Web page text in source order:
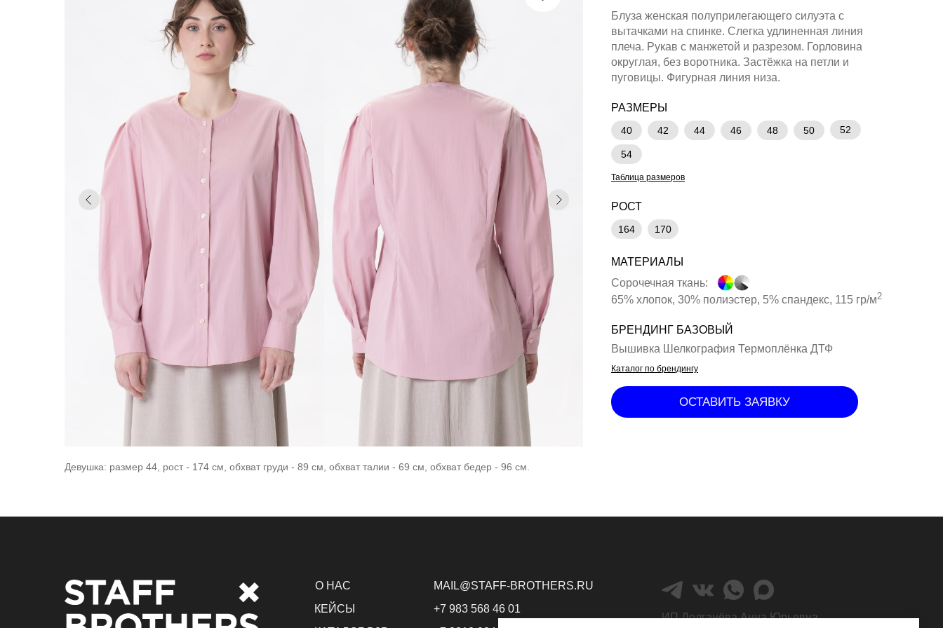
РОСТ
170
164
Блуза женская полуприлегающего силуэта с
вытачками на спинке. Слегка удлиненная линия
плеча. Рукав с манжетой и разрезом. Горловина
округлая, без воротника. Застёжка на петли и
пуговицы. Фигурная линия низа.
Вышивка Шелкография Термоплёнка ДТФ
БРЕНДИНГ БАЗОВЫЙ
РАЗМЕРЫ
40 42 44 46 48 50 52
54
ОСТАВИТЬ ЗАЯВКУ
Сорочечная ткань:
65% хлопок, 30% полиэстер, 5% спандекс, 115 гр/м2
МАТЕРИАЛЫ
Таблица размеров
Каталог по брендингу
Девушка: размер 44, рост - 174 см, обхват груди - 89 см, обхват талии - 69 см, обхват бедер - 96 см.
ИП Долганёва Анна Юрьевна
MAIL@STAFF-BROTHERS.RU
+7 983 568 46 01
О НАС
КЕЙСЫ